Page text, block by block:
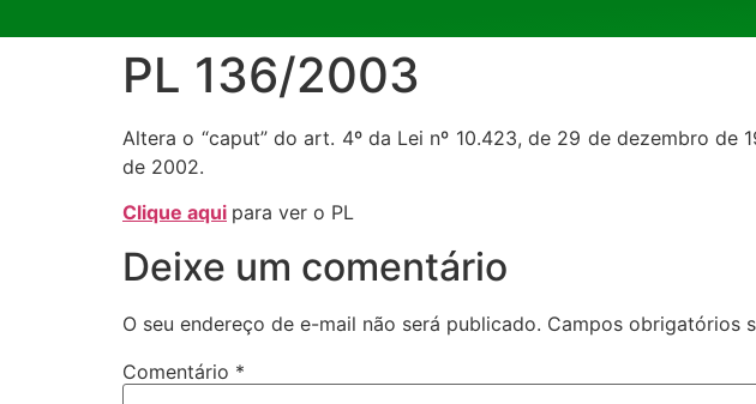
PL 136/2003
Altera o “caput” do art. 4º da Lei nº 10.423, de 29 de dezembro
de 2002.
Clique aqui para ver o PL
Deixe um comentário
O seu endereço de e-mail não será publicado. Campos obrigatórios
Comentário *